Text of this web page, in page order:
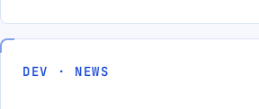
DEV · NEWS